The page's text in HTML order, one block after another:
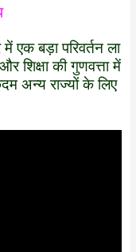
एक बड़ा परिवर्तन ला
शिक्षा की गुणवत्ता में
अन्य राज्यों के लिए